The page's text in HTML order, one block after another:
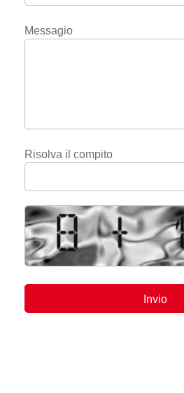
Messagio
Risolva il compito